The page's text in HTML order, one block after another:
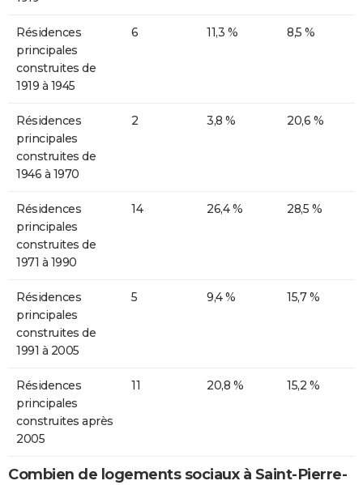
Résidences
principales
construites de
1919 à 1945
6 11,3 % 8,5 %
Résidences
principales
construites de
1946 à 1970
2 3,8 % 20,6 %
Résidences
principales
construites de
1971 à 1990
14 26,4 % 28,5 %
Résidences
principales
construites de
1991 à 2005
5 9,4 % 15,7 %
Résidences
principales
construites après
2005
11 20,8 % 15,2 %
Combien de logements sociaux à Saint-Pierre-